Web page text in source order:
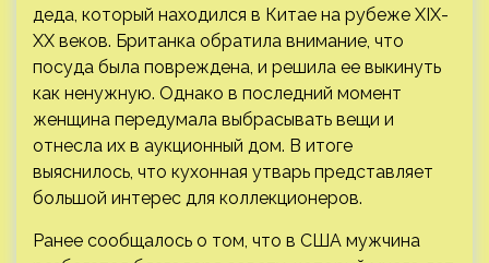
деда, который находился в Китае на рубеже XIX-
XX веков. Британка обратила внимание, что
посуда была повреждена, и решила ее выкинуть
как ненужную. Однако в последний момент
женщина передумала выбрасывать вещи и
отнесла их в аукционный дом. В итоге
выяснилось, что кухонная утварь представляет
большой интерес для коллекционеров.
Ранее сообщалось о том, что в США мужчина